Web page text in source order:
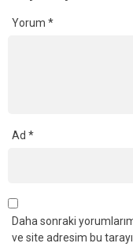
Yorum *
Ad *
Daha sonraki
ve site adresim bu